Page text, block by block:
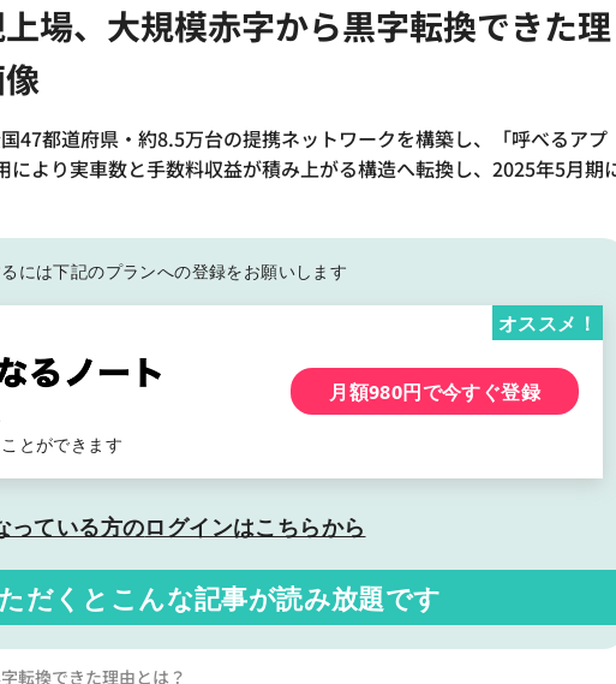
場、大規模赤字から黒字転換できた理
47都道府県・約8.5万台の提携ネットワークを構築し、「呼べるアプ
より実車数と手数料収益が積み上がる構造へ転換し、2025年5月期
には下記のプランへの登録をお願いします
とができます
オススメ！
月額980円で今すぐ登録
っている方のログインはこちらから
だくと こんな記事が読み放題です
転換できた理由とは？